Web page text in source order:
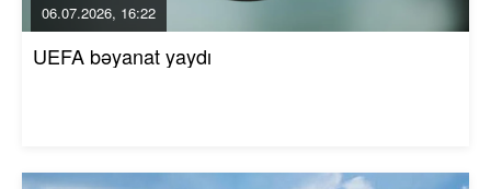
06.07.2026, 16:22
UEFA bəyanat yaydı